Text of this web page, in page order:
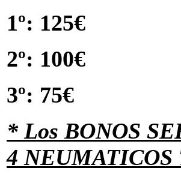
1º: 125€
2º: 100€
3º: 75€
* Los BONOS
4 NEUMATICOS